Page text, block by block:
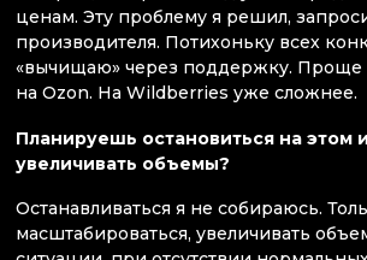
ценам. Эту проблему я решил,
производителя. Потихоньку всех
«вычищаю» через поддержку. Проще
на Ozon. На Wildberries уже сложнее.
Планируешь остановиться на этом
увеличивать объемы?
Останавливаться я не собираюсь.
масштабироваться, увеличивать